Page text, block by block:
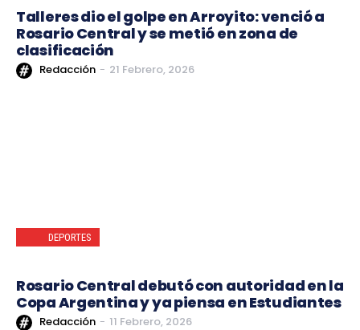
Talleres dio el golpe en Arroyito: venció a
Rosario Central y se metió en zona de
clasificación
Redacción - 21 Febrero, 2026
DEPORTES
Rosario Central debutó con autoridad en la
Copa Argentina y ya piensa en Estudiantes
Redacción - 11 Febrero, 2026